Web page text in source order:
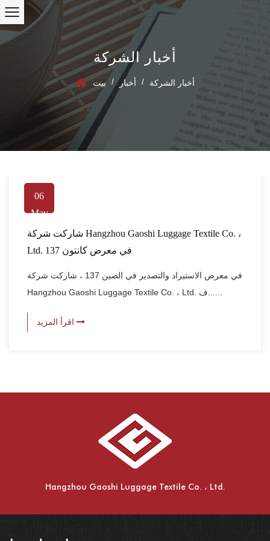
أخبار الشركة
بيت / أخبار / أخبار الشركة
06
May
شاركت شركة Hangzhou Gaoshi Luggage Textile Co. ،
Ltd. في معرض كانتون 137
في معرض الاستيراد والتصدير في الصين 137 ، شاركت شركة
Hangzhou Gaoshi Luggage Textile Co. ، Ltd.